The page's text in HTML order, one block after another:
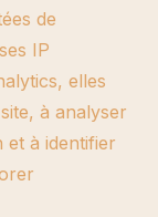
de
IP
elles
à analyser
et à identifier